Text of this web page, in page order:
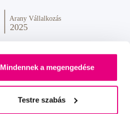
Mindennek a megengedése
Testre szabás